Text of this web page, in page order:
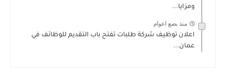
ومزايا...
منذ بضع اعوام
اعلان توظيف شركة طلبات تفتح باب التقديم للوظائف في
عمان...